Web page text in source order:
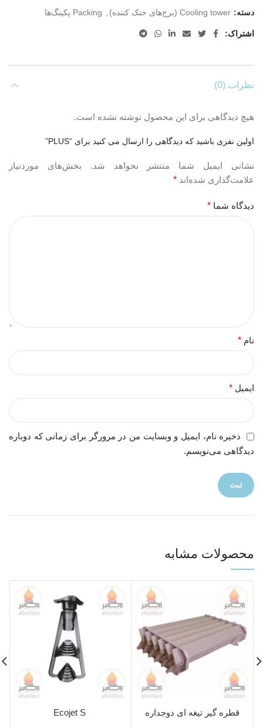
دسته: Cooling tower (برج‌های خنک کننده) Packing پکینگ‌ها
اشتراک
نظرات (0)
هیچ دیدگاهی برای این محصول نوشته نشده است.
اولین نفری باشید که دیدگاهی را ارسال می کنید برای “PLUS”
نشانی ایمیل شما منتشر نخواهد شد.
بخش‌های موردنیاز
علامت‌گذاری شده‌اند *
دیدگاه شما *
نام *
ایمیل *
ذخیره نام، ایمیل و وبسایت من در مرورگر برای زمانی که دوباره
دیدگاهی می‌نویسم.
محصولات مشابه
قطره گیر تیغه ای دوجداره Ecojet S